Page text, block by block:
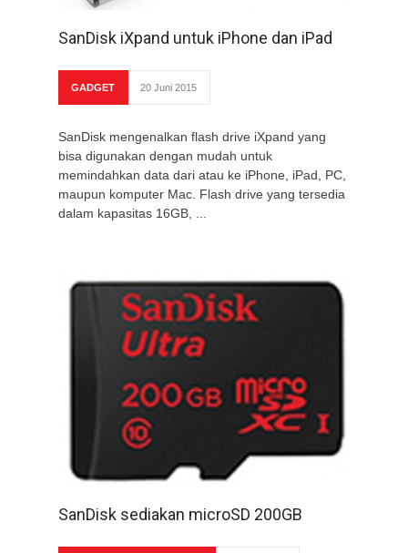
SanDisk iXpand untuk iPhone dan iPad
GADGET 20 Juni 2015
SanDisk mengenalkan flash drive iXpand yang
bisa digunakan dengan mudah untuk
memindahkan data dari atau ke iPhone, iPad, PC,
maupun komputer Mac. Flash drive yang tersedia
dalam kapasitas 16GB, ...
SanDisk sediakan microSD 200GB